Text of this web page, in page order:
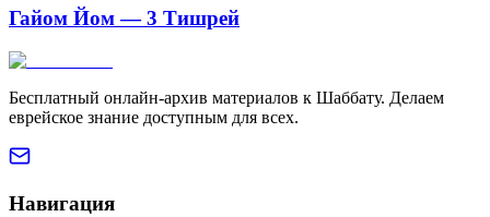
Гайом Йом — 3 Тишрей
Бесплатный онлайн-архив материалов к Шаббату. Делаем
еврейское знание доступным для всех.
Навигация